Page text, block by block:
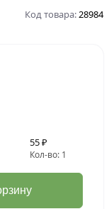
Код товара:28984
55 ₽
Кол-во: 1